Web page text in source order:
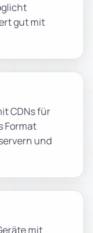
gut mit
CDNs für
Format
und
mit